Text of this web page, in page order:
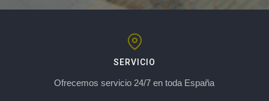
SERVICIO
Ofrecemos servicio 24/7 en toda España